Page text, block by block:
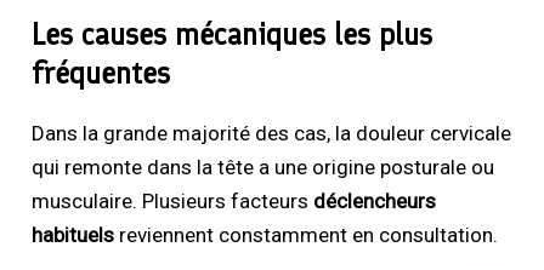
Les causes mécaniques les plus
fréquentes
Dans la grande majorité des cas, la douleur cervicale
qui remonte dans la tête a une origine posturale ou
musculaire. Plusieurs facteurs déclencheurs
habituels reviennent constamment en consultation.